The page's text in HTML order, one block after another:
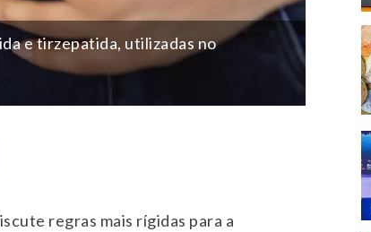
e tirzepatida, utilizadas no
regras mais rígidas para a